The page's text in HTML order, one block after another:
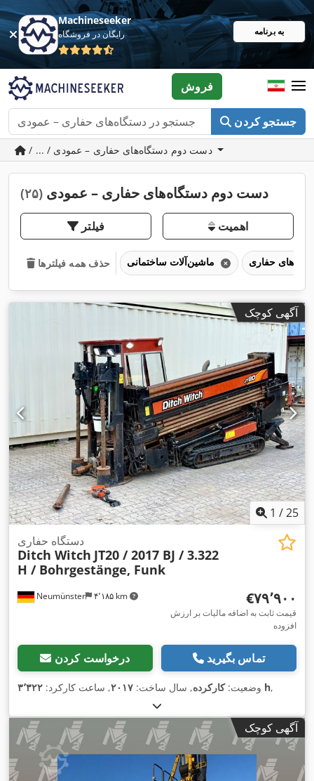
Machineseeker
رایگان در فروشگاه به برنامه
جستجو کردن
فروش
/ ... / دست دوم دستگاه‌های حفاری – عمودی
دست دوم دستگاه‌های حفاری – عمودی (۲۵)
فیلتر اهمیت
حذف همه فیلترها
آگهی کوچک
1 /25
Neumünster ۴٬۱۸۵ km
دستگاه حفاری
Ditch Witch JT20 / 2017 BJ / 3.322
H / Bohrgestänge, Funk
‎€۷۹٬۹۰۰
قیمت ثابت به اضافه مالیات بر ارزش
افزوده
درخواست کردن تماس بگیرید
وضعیت:کارکرده, سال ساخت: ۲۰۱۷, ساعت کارکرد: ۳٬۳۲۲ h,
آگهی کوچک